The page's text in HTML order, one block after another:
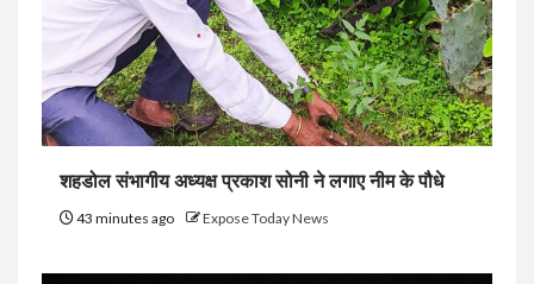
शहडोल संभागीय अध्यक्ष प्रकाश सोनी ने लगाए नीम के पौधे
43 minutes ago Expose Today News